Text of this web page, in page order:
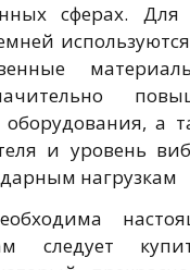
сферах. Для
оборудования, а
и уровень
нагрузкам
следует